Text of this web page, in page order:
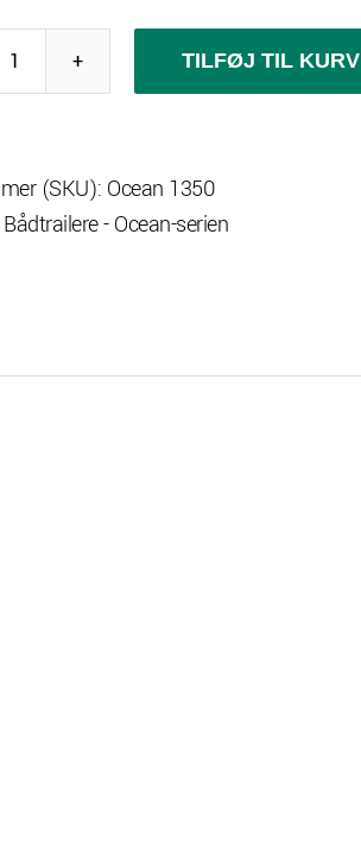
Variant
med
bremser
TILFØJ TIL KURV
(SKU): Ocean 1350
Bådtrailere - Ocean-serien